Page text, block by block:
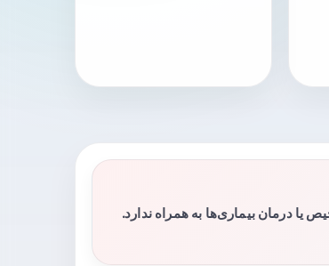
درمان بیماری‌ها به همراه ندارد.